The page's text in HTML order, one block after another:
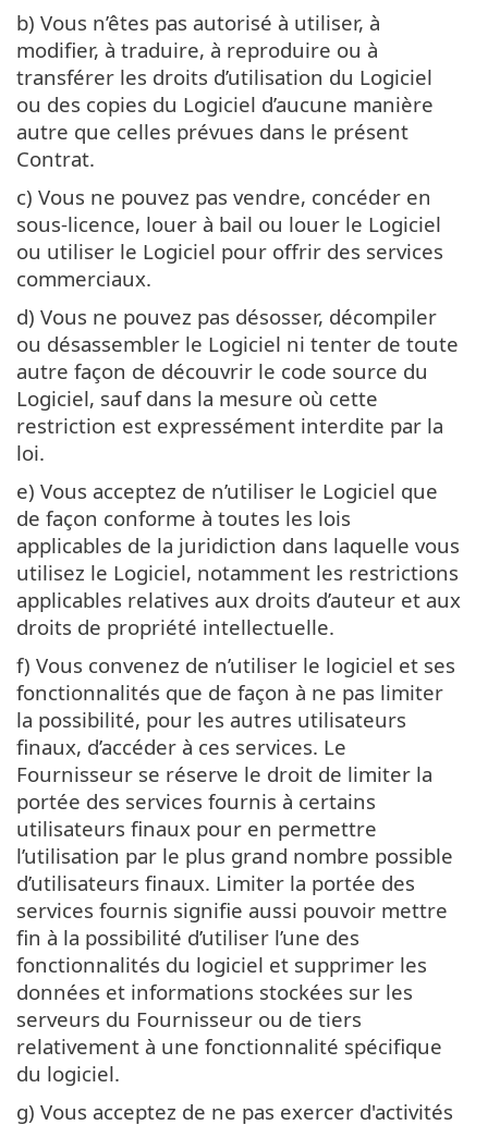
b) Vous n’êtes pas autorisé à utiliser, à
modifier, à traduire, à reproduire ou à
transférer les droits d’utilisation du Logiciel
ou des copies du Logiciel d’aucune manière
autre que celles prévues dans le présent
Contrat.
c) Vous ne pouvez pas vendre, concéder en
sous-licence, louer à bail ou louer le Logiciel
ou utiliser le Logiciel pour offrir des services
commerciaux.
d) Vous ne pouvez pas désosser, décompiler
ou désassembler le Logiciel ni tenter de toute
autre façon de découvrir le code source du
Logiciel, sauf dans la mesure où cette
restriction est expressément interdite par la
loi.
e) Vous acceptez de n’utiliser le Logiciel que
de façon conforme à toutes les lois
applicables de la juridiction dans laquelle vous
utilisez le Logiciel, notamment les restrictions
applicables relatives aux droits d’auteur et aux
droits de propriété intellectuelle.
f) Vous convenez de n’utiliser le logiciel et ses
fonctionnalités que de façon à ne pas limiter
la possibilité, pour les autres utilisateurs
finaux, d’accéder à ces services. Le
Fournisseur se réserve le droit de limiter la
portée des services fournis à certains
utilisateurs finaux pour en permettre
l’utilisation par le plus grand nombre possible
d’utilisateurs finaux. Limiter la portée des
services fournis signifie aussi pouvoir mettre
fin à la possibilité d’utiliser l’une des
fonctionnalités du logiciel et supprimer les
données et informations stockées sur les
serveurs du Fournisseur ou de tiers
relativement à une fonctionnalité spécifique
du logiciel.
g) Vous acceptez de ne pas exercer d'activités